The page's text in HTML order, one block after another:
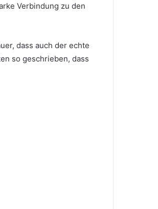
Verbindung zu den
dass auch der echte
so geschrieben, dass